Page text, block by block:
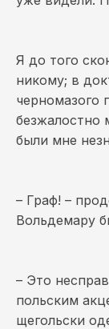
Я до того
никому; в
черномазого
безжалостно
были мне
– Граф! –
Вольдемару
– Это
польским
щегольски